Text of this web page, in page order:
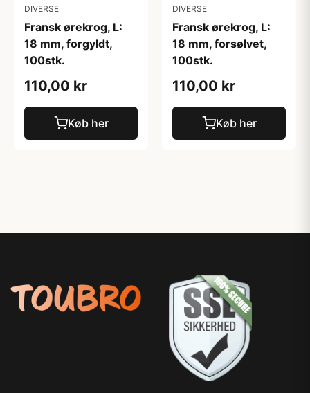
DIVERSE
Fransk ørekrog, L:
18 mm, forgyldt,
100stk.
110,00 kr
Køb her
DIVERSE
Fransk ørekrog, L:
18 mm, forsølvet,
100stk.
110,00 kr
Køb her